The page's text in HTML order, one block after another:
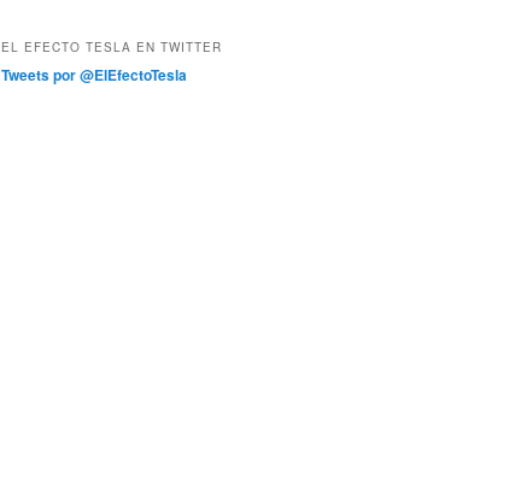
EL EFECTO TESLA EN TWITTER
Tweets por @ElEfectoTesla